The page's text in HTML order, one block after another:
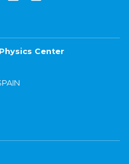
Center